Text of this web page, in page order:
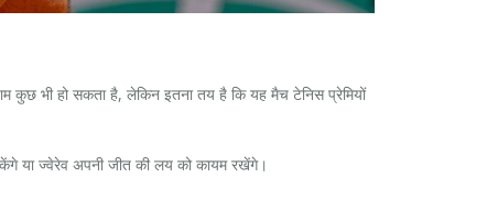
कुछ भी हो सकता है, लेकिन इतना तय है कि यह मैच टेनिस प्रेमियों
या ज्वेरेव अपनी जीत की लय को कायम रखेंगे।